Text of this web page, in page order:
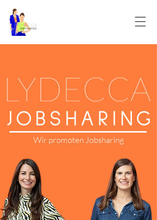
Wir promoten Jobsharing